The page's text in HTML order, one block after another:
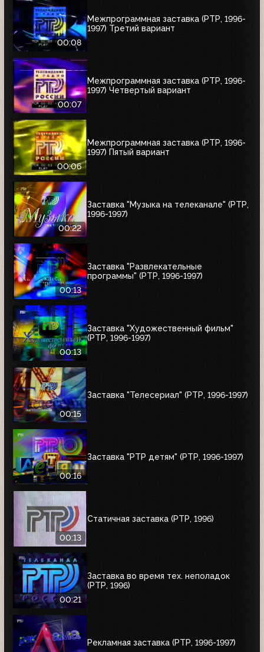
00:08
Межпрограммная заставка (РТР, 1996-
1997) Третий вариант
00:07
Межпрограммная заставка (РТР, 1996-
1997) Четвертый вариант
00:06
Межпрограммная заставка (РТР, 1996-
1997) Пятый вариант
00:22
Заставка "Музыка на телеканале" (РТР,
1996-1997)
00:13
Заставка "Развлекательные
программы" (РТР, 1996-1997)
00:13
Заставка "Художественный фильм"
(РТР, 1996-1997)
00:15
Заставка "Телесериал" (РТР, 1996-1997)
00:16
Заставка "РТР детям" (РТР, 1996-1997)
00:13
Статичная заставка (РТР, 1996)
00:21
Заставка во время тех. неполадок
(РТР, 1996)
Рекламная заставка (РТР, 1996-1997)